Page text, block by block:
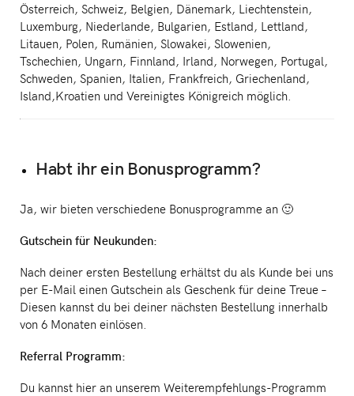
Österreich, Schweiz, Belgien, Dänemark, Liechtenstein,
Luxemburg, Niederlande, Bulgarien, Estland, Lettland,
Litauen, Polen, Rumänien, Slowakei, Slowenien,
Tschechien, Ungarn, Finnland, Irland, Norwegen, Portugal,
Schweden, Spanien, Italien, Frankfreich, Griechenland,
Island,Kroatien und Vereinigtes Königreich möglich.
Habt ihr ein Bonusprogramm?
Ja, wir bieten verschiedene Bonusprogramme an 🙂
Gutschein für Neukunden:
Nach deiner ersten Bestellung erhältst du als Kunde bei uns
per E-Mail einen Gutschein als Geschenk für deine Treue –
Diesen kannst du bei deiner nächsten Bestellung innerhalb
von 6 Monaten einlösen.
Referral Programm:
Du kannst hier an unserem Weiterempfehlungs-Programm